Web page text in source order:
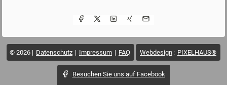
© 2026 Datenschutz Impressum FAQ Webdesign : PIXELHAUS®
Besuchen Sie uns auf Facebook